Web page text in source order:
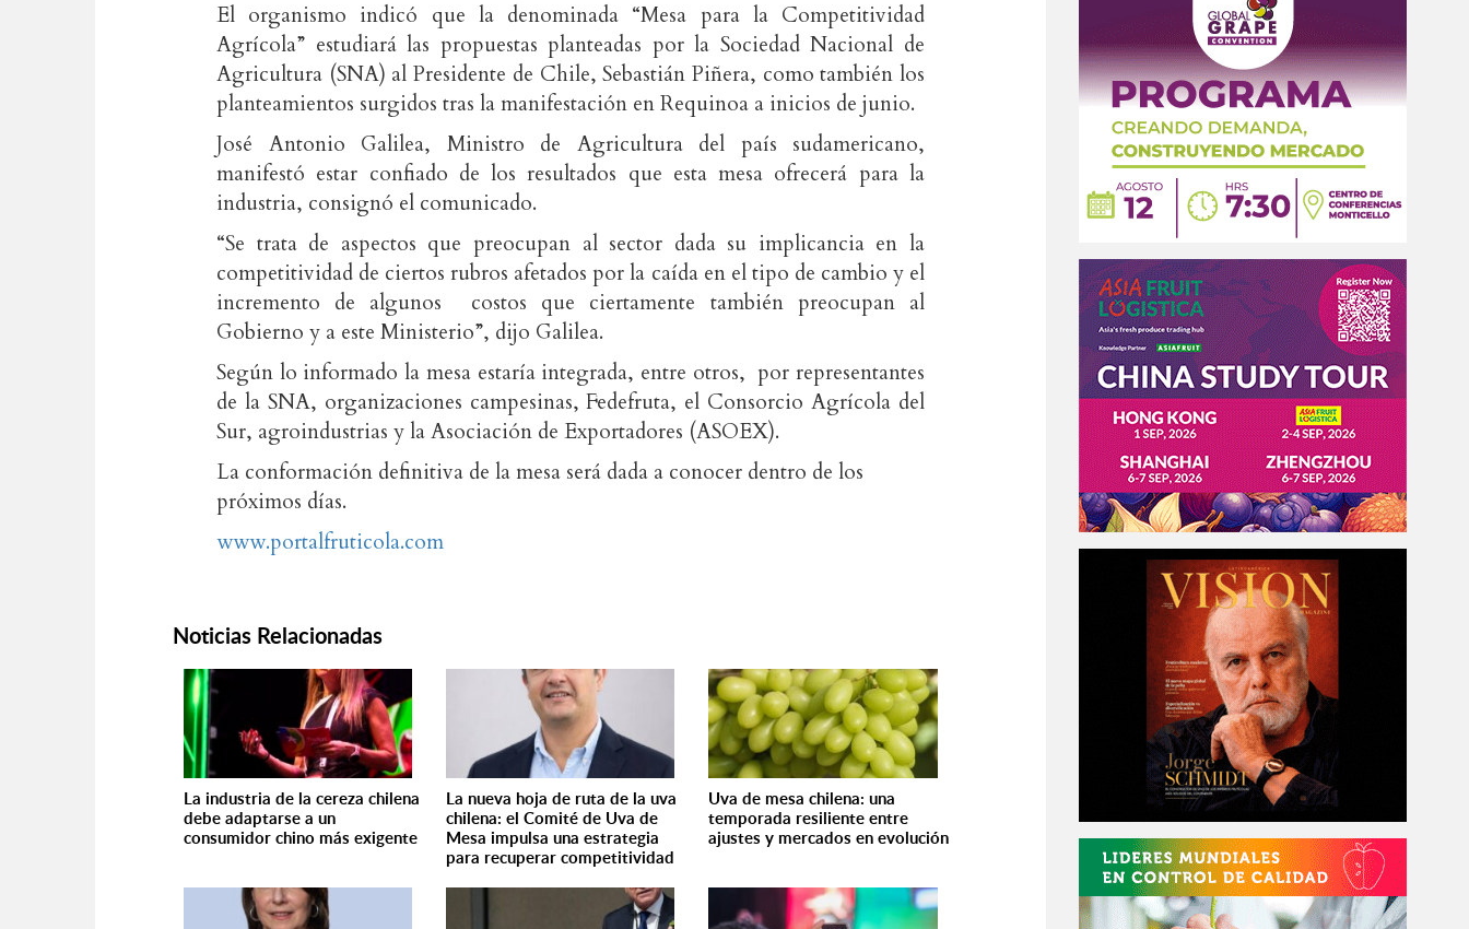
El organismo indicó que la denominada “Mesa para la Competitividad
Agrícola” estudiará las propuestas planteadas por la Sociedad Nacional de
Agricultura (SNA) al Presidente de Chile, Sebastián Piñera, como también los
planteamientos surgidos tras la manifestación en Requinoa a inicios de junio.
José Antonio Galilea, Ministro de Agricultura del país sudamericano,
manifestó estar confiado de los resultados que esta mesa ofrecerá para la
industria, consignó el comunicado.
“Se trata de aspectos que preocupan al sector dada su implicancia en la
competitividad de ciertos rubros afetados por la caída en el tipo de cambio y el
incremento de algunos costos que ciertamente también preocupan al
Gobierno y a este Ministerio”, dijo Galilea.
Según lo informado la mesa estaría integrada, entre otros, por representantes
de la SNA, organizaciones campesinas, Fedefruta, el Consorcio Agrícola del
Sur, agroindustrias y la Asociación de Exportadores (ASOEX).
La conformación definitiva de la mesa será dada a conocer dentro de los
próximos días.
www.portalfruticola.com
Noticias Relacionadas
La industria de la cereza chilena
debe adaptarse a un
consumidor chino más exigente
La nueva hoja de ruta de la uva
chilena: el Comité de Uva de
Mesa impulsa una estrategia
para recuperar competitividad
Uva de mesa chilena: una
temporada resiliente entre
ajustes y mercados en evolución